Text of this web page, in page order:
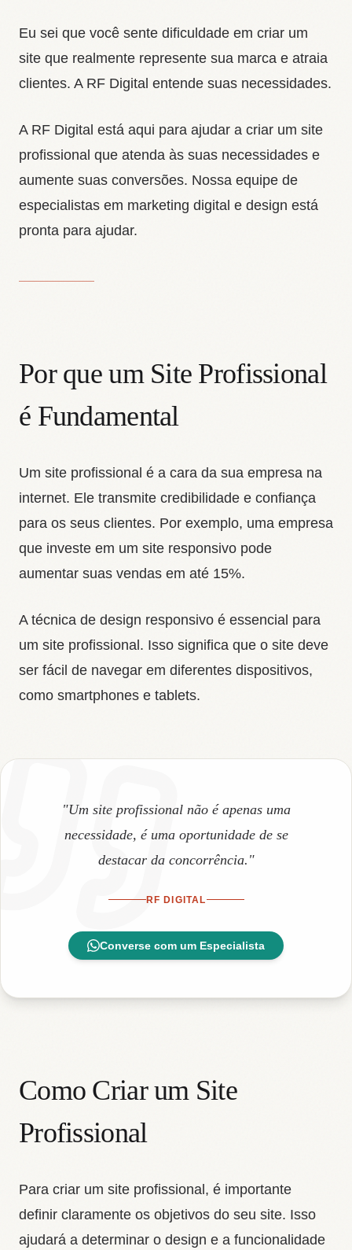
Eu sei que você sente dificuldade em criar um
site que realmente represente sua marca e atraia
clientes. A RF Digital entende suas necessidades.
A RF Digital está aqui para ajudar a criar um site
profissional que atenda às suas necessidades e
aumente suas conversões. Nossa equipe de
especialistas em marketing digital e design está
pronta para ajudar.
Por que um Site Profissional
é Fundamental
Um site profissional é a cara da sua empresa na
internet. Ele transmite credibilidade e confiança
para os seus clientes. Por exemplo, uma empresa
que investe em um site responsivo pode
aumentar suas vendas em até 15%.
A técnica de design responsivo é essencial para
um site profissional. Isso significa que o site deve
ser fácil de navegar em diferentes dispositivos,
como smartphones e tablets.
"Um site profissional não é apenas uma
necessidade, é uma oportunidade de se
destacar da concorrência."
RF DIGITAL
Converse com um Especialista
Como Criar um Site
Profissional
Para criar um site profissional, é importante
definir claramente os objetivos do seu site. Isso
ajudará a determinar o design e a funcionalidade